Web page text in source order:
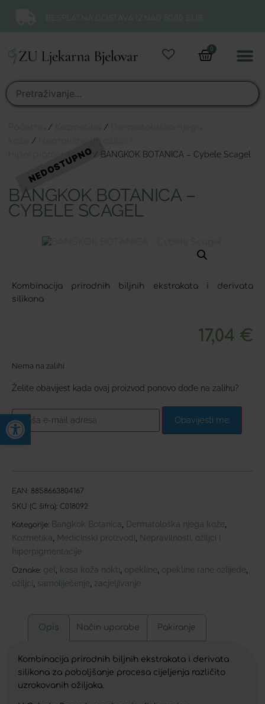
Open toolbar
0
/ /
/
hiperpigmentacije / BANGKOK BOTANICA – Cybele Scagel
BANGKOK BOTANICA –
CYBELE SCAGEL
Kombinacija prirodnih biljnih ekstrakata i derivata
silikona
17,04 €
Nema na zalihi
Želite obavijest kada ovaj proizvod ponovo dođe na zalihu?
Obavijesti me
EAN: 8858663804167
SKU (C šifra): C018092
Kategorije: Bangkok Botanica Dermatološka njega kože
Kozmetika Medicinski proizvodi Nepravilnosti, ožiljci i
hiperpigmentacije
Oznake: gel kosa koža nokti opekline opekline rane ozlijede
ožiljci samoliječenje zacjeljivanje
Opis Način uporabe Pakiranje
Kombinacija prirodnih biljnih ekstrakata i derivata
silikona za poboljšanje procesa cijeljenja različito
uzrokovanih ožiljaka.